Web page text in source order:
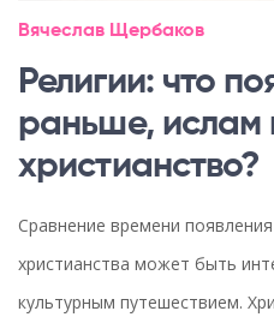
Вячеслав Щербаков
Религии: что
раньше, ислам
христианство?
Сравнение времени
христианства может быть
культурным путешествием.